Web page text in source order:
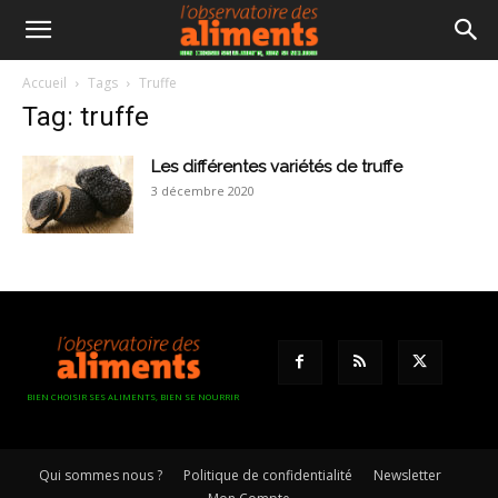
Accueil Tags Truffe
Tag: truffe
Les différentes variétés de truffe
3 décembre 2020
BIEN CHOISIR SES ALIMENTS, BIEN SE NOURRIR
Qui sommes nous ? Politique de confidentialité
Newsletter